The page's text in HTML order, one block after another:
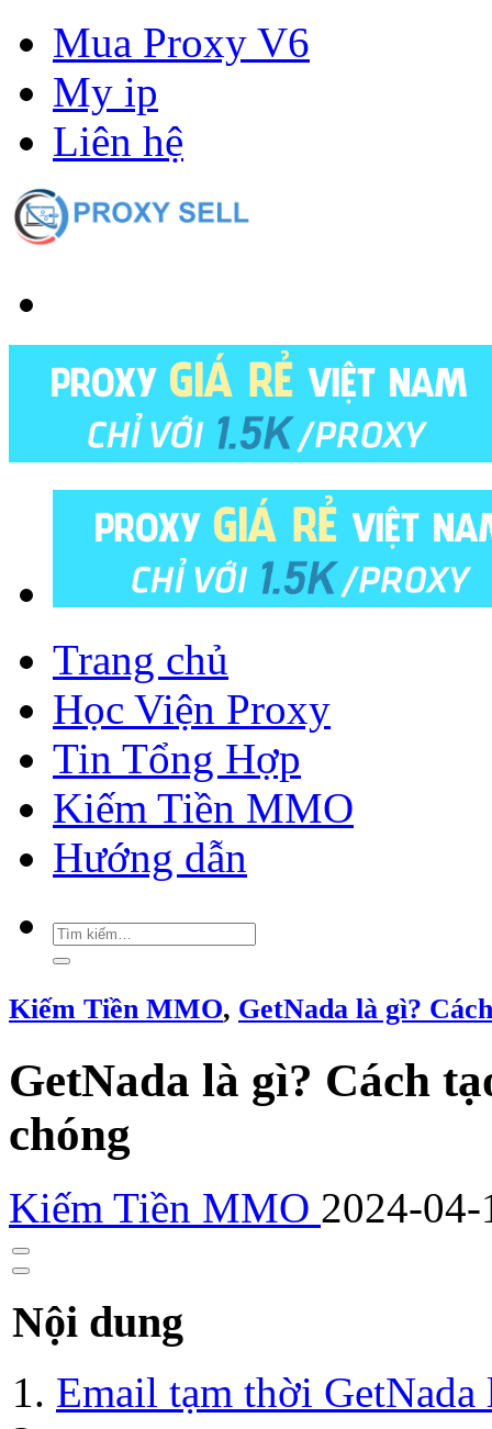
Mua Proxy V6
My ip
Liên hệ
Trang chủ
Học Viện Proxy
Tin Tổng Hợp
Kiếm Tiền MMO
Hướng dẫn
Kiếm Tiền MMO, GetNada là gì?
GetNada là gì? Cách
chóng
Kiếm Tiền MMO 2024-
Nội dung
Email tạm thời GetNada